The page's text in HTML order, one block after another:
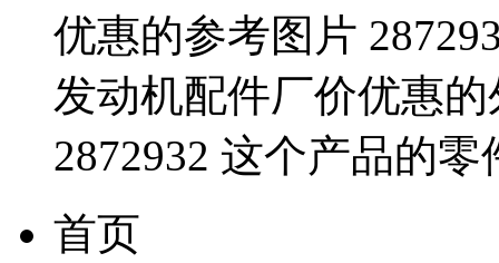
优惠的参考图片
发动机配件厂价优惠
2872932 这个产品的
首页